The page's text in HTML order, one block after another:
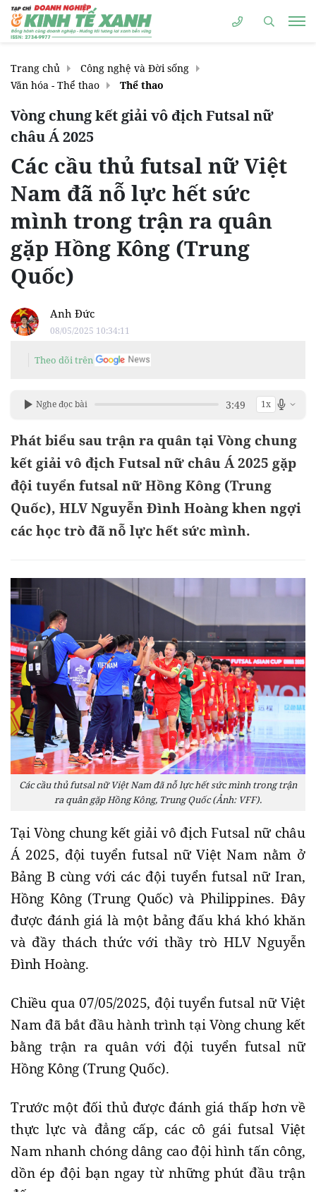
Trang chủ
Công nghệ và Đời sống
Văn hóa - Thể thao
Thể thao
Vòng chung kết giải vô địch Futsal nữ
châu Á 2025
Các cầu thủ futsal nữ Việt
Nam đã nỗ lực hết sức
mình trong trận ra quân
gặp Hồng Kông (Trung
Quốc)
Anh Đức
08/05/2025 10:34:11
Theo dõi trên
Nghe đọc bài 3:49 1x
Phát biểu sau trận ra quân tại Vòng chung
kết giải vô địch Futsal nữ châu Á 2025 gặp
đội tuyển futsal nữ Hồng Kông (Trung
Quốc), HLV Nguyễn Đình Hoàng khen ngợi
các học trò đã nỗ lực hết sức mình.
Các cầu thủ futsal nữ Việt Nam đã nỗ lực hết sức mình trong trận
ra quân gặp Hồng Kông, Trung Quốc (Ảnh: VFF).
Tại Vòng chung kết giải vô địch Futsal nữ châu
Á 2025, đội tuyển futsal nữ Việt Nam nằm ở
Bảng B cùng với các đội tuyển futsal nữ Iran,
Hồng Kông (Trung Quốc) và Philippines. Đây
được đánh giá là một bảng đấu khá khó khăn
và đầy thách thức với thầy trò HLV Nguyễn
Đình Hoàng.
Chiều qua 07/05/2025, đội tuyển futsal nữ Việt
Nam đã bắt đầu hành trình tại Vòng chung kết
bằng trận ra quân với đội tuyển futsal nữ
Hồng Kông (Trung Quốc).
Trước một đối thủ được đánh giá thấp hơn về
thực lực và đẳng cấp, các cô gái futsal Việt
Nam nhanh chóng dâng cao đội hình tấn công,
dồn ép đội bạn ngay từ những phút đầu trận